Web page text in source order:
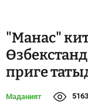
"Манас"
приге
Маданият 5163